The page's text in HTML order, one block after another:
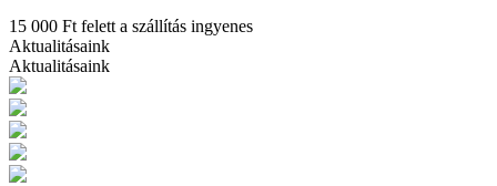
15 000 Ft felett a szállítás ingyenes
Aktualitásaink
Aktualitásaink